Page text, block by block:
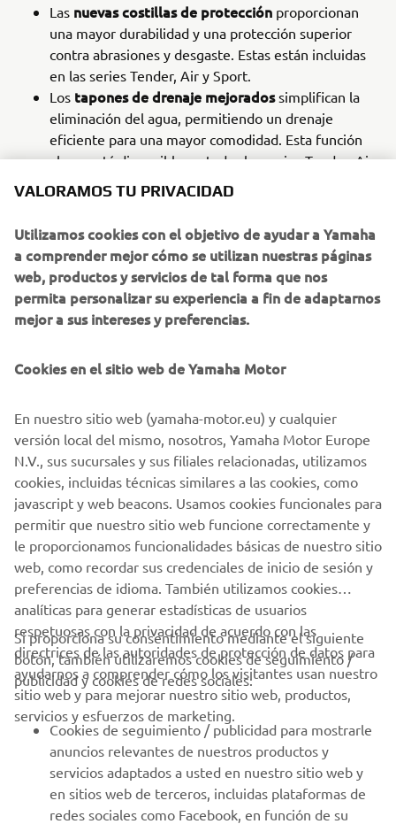
Las nuevas costillas de protección proporcionan
una mayor durabilidad y una protección superior
contra abrasiones y desgaste. Estas están incluidas
en las series Tender, Air y Sport.
Los tapones de drenaje mejoradossimplifican la
eliminación del agua, permitiendo un drenaje
eficiente para una mayor comodidad. Esta función
ahora está disponible en todas las series Tender, Air
Los remos retráctilesofrecen una solución de
puedan guardarse de forma ordenada y desplegarse
rápidamente cuando sea necesario. Esta función está
incluida en las series Tender, Air y Sport.
Elsoporte para anclaofrece una solución segura y
accesible para almacenar y desplegar un ancla,
actualización se ha introducido en las series Air y
Con estas actualizaciones, Yamaha sigue siendo el
referente en estilo, rendimiento y funcionalidad sobre el
agua.
DESCUBRE LA NUEVA GAMA YAM DE YAMAHA
CORPORATIVO
PROFESIONALES
MÁS YAMAHA
AYUDA
VALORAMOS TU PRIVACIDAD
Utilizamos cookies con el objetivo de ayudar a Yamaha
a comprender mejor cómo se utilizan nuestras páginas
web, productos y servicios de tal forma que nos
permita personalizar su experiencia a fin de adaptarnos
mejor a sus intereses y preferencias.
Cookies en el sitio web de Yamaha Motor
En nuestro sitio web (yamaha-motor.eu) y cualquier
versión local del mismo, nosotros, Yamaha Motor Europe
N.V., sus sucursales y sus filiales relacionadas, utilizamos
cookies, incluidas técnicas similares a las cookies, como
javascript y web beacons. Usamos cookies funcionales para
permitir que nuestro sitio web funcione correctamente y
le proporcionamos funcionalidades básicas de nuestro sitio
web, como recordar sus credenciales de inicio de sesión y
preferencias de idioma. También utilizamos cookies
analíticas para generar estadísticas de usuarios
respetuosas con la privacidad de acuerdo con las
directrices de las autoridades de protección de datos para
ayudarnos a comprender cómo los visitantes usan nuestro
sitio web y para mejorar nuestro sitio web, productos,
servicios y esfuerzos de marketing.
Si proporciona su consentimiento mediante el siguiente
botón, también utilizaremos cookies de seguimiento /
publicidad y cookies de redes sociales:
Cookies de seguimiento / publicidad para mostrarle
anuncios relevantes de nuestros productos y
servicios adaptados a usted en nuestro sitio web y
en sitios web de terceros, incluidas plataformas de
redes sociales como Facebook, en función de su